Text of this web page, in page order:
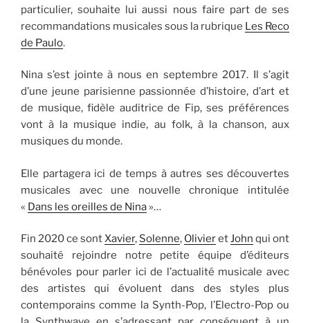
particulier, souhaite lui aussi nous faire part de ses
recommandations musicales sous la rubrique Les Reco
de Paulo.
Nina s’est jointe à nous en septembre 2017. Il s’agit
d’une jeune parisienne passionnée d’histoire, d’art et
de musique, fidèle auditrice de Fip, ses préférences
vont à la musique indie, au folk, à la chanson, aux
musiques du monde.
Elle partagera ici de temps à autres ses découvertes
musicales avec une nouvelle chronique intitulée
« Dans les oreilles de Nina »…
Fin 2020 ce sontXavier, Solenne, OlivieretJohn qui ont
souhaité rejoindre notre petite équipe d’éditeurs
bénévoles pour parler ici de l’actualité musicale avec
des artistes qui évoluent dans des styles plus
contemporains comme la Synth-Pop, l’Electro-Pop ou